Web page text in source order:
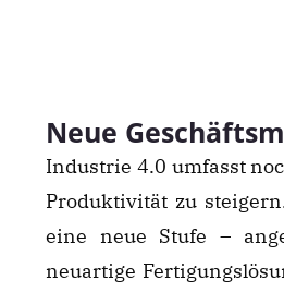
Neue
Industrie 4.0 umfasst
Produktivität zu
eine neue Stufe –
neuartige